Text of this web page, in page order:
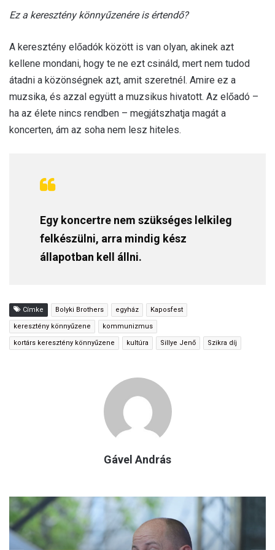
Ez a keresztény könnyűzenére is értendő?
A keresztény előadók között is van olyan, akinek azt
kellene mondani, hogy te ne ezt csináld, mert nem tudod
átadni a közönségnek azt, amit szeretnél. Amire ez a
muzsika, és azzal együtt a muzsikus hivatott. Az előadó –
ha az élete nincs rendben – megjátszhatja magát a
koncerten, ám az soha nem lesz hiteles.
Egy koncertre nem szükséges lelkileg
felkészülni, arra mindig kész
állapotban kell állni.
Címke Bolyki Brothers egyház Kaposfest
keresztény könnyűzene kommunizmus
kortárs keresztény könnyűzene kultúra Sillye Jenő Szikra díj
Gável András
Pengető